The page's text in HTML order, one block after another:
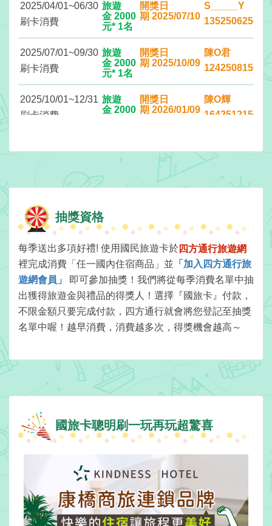
紅
你
玩
玩
顧
客
滿
意
度
理
會
員
2025/04/01~06/30
刷卡消費
旅遊
金 2000
元* 1名
開獎日
期 2025/07/10
S_____Y
2025/07/01~09/30
刷卡消費
旅遊
金 2000
元* 1名
開獎日
期 2025/10/09
陳O君
2025/10/01~12/31
刷卡消費
旅遊
金 2000
開獎日
期 2026/01/09
陳O輝
抽獎資格
每季送出多項好禮! 使用國民旅遊卡於四方通行旅遊網
裡完成消費「任一國內住宿商品」並 「加入四方通行旅
遊網會員」
即可參加抽獎！我們將從每季消費名單中抽
出獲得旅遊金與禮品的得獎人！選擇『國旅卡』付款，
不限金額只要完成付款，四方通行就會將您登記至抽獎
名單中喔！越早消費，消費越多次，得獎機會越高～
國旅卡聰明刷一玩再玩超驚喜